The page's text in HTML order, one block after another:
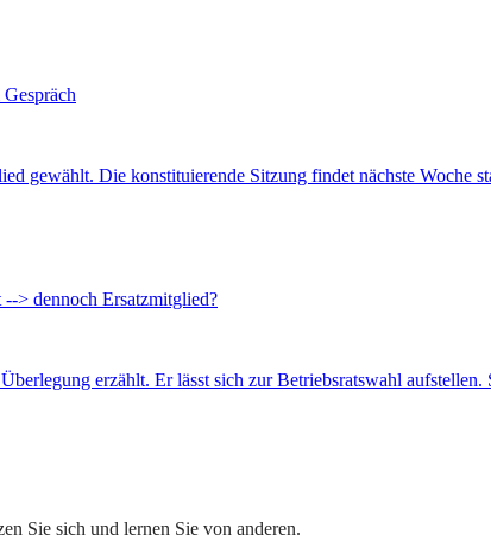
gewählt. Die konstituierende Sitzung findet nächste Woche
> dennoch Ersatzmitglied?
erzählt. Er lässt sich zur Betriebsratswahl
Sie sich und lernen Sie von anderen.